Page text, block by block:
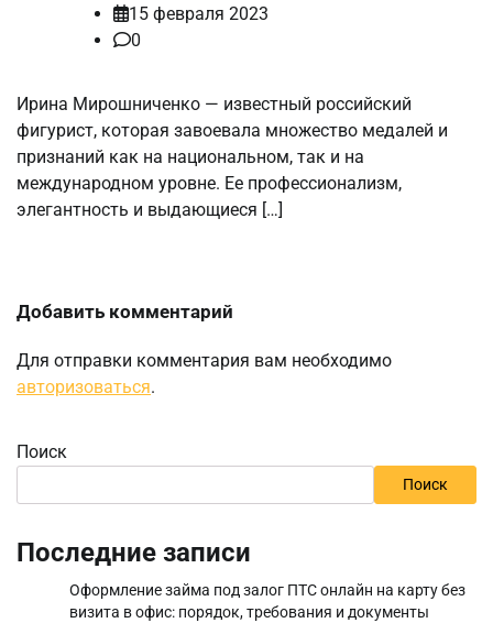
15 февраля 2023
0
Ирина Мирошниченко — известный российский
фигурист, которая завоевала множество медалей и
признаний как на национальном, так и на
международном уровне. Ее профессионализм,
элегантность и выдающиеся […]
Добавить комментарий
Для отправки комментария вам необходимо
авторизоваться.
Поиск
Поиск
Последние записи
Оформление займа под залог ПТС онлайн на карту без
визита в офис: порядок, требования и документы